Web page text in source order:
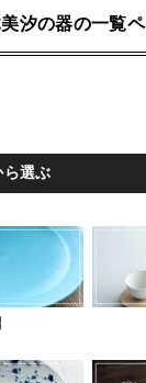
汐の器の一覧
ら選ぶ